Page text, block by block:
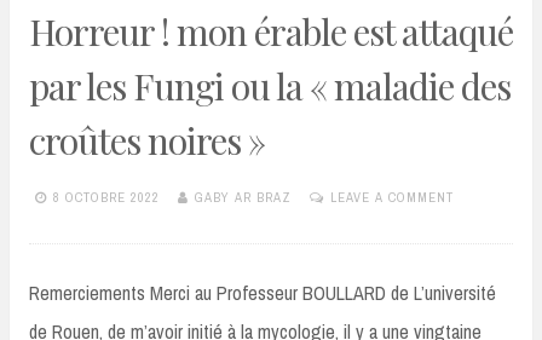
Horreur ! mon érable est attaqué
par les Fungi ou la « maladie des
croûtes noires »
8 OCTOBRE 2022 GABY AR BRAZ LEAVE A COMMENT
Remerciements Merci au Professeur BOULLARD de L’université
de Rouen, de m’avoir initié à la mycologie, il y a une vingtaine